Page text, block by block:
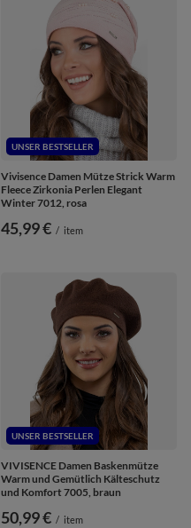
UNSER BESTSELLER
Vivisence Damen Mütze Strick Warm
Fleece Zirkonia Perlen Elegant
Winter 7012, rosa
45,99 € / item
UNSER BESTSELLER
VIVISENCE Damen Baskenmütze
Warm und Gemütlich Kälteschutz
und Komfort 7005, braun
50,99 € / item